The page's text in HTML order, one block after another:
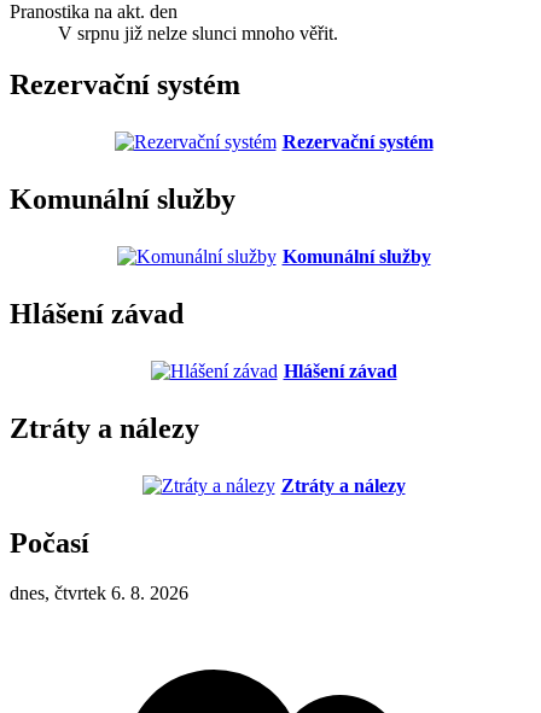
Pranostika na akt. den
V srpnu již nelze slunci mnoho věřit.
Rezervační systém
Rezervační systém
Komunální služby
Komunální služby
Hlášení závad
Hlášení závad
Ztráty a nálezy
Ztráty a nálezy
Počasí
dnes, čtvrtek 6. 8. 2026